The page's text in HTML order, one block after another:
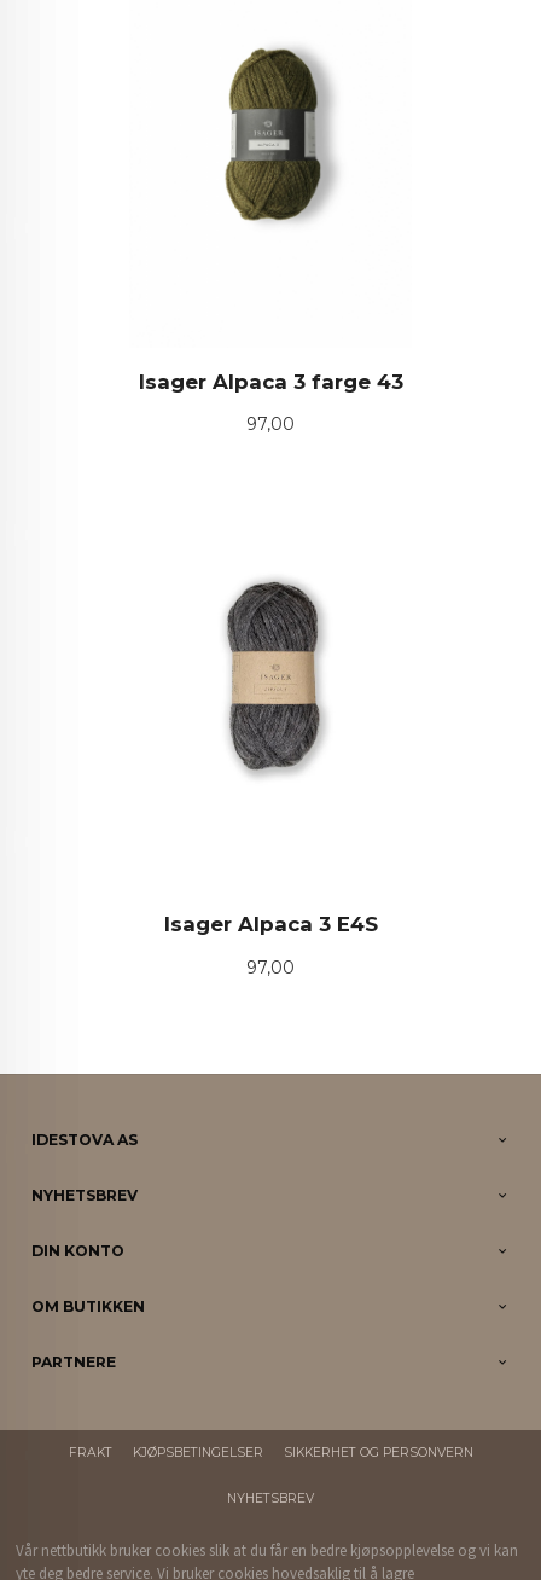
Isager Alpaca 3 farge 43
Pris
97,00
Isager Alpaca 3 E4S
Pris
97,00
IDESTOVA AS
NYHETSBREV
DIN KONTO
OM BUTIKKEN
PARTNERE
FRAKT KJØPSBETINGELSER SIKKERHET OG PERSONVERN
NYHETSBREV
Vår nettbutikk bruker cookies slik at du får en bedre kjøpsopplevelse og vi kan
yte deg bedre service. Vi bruker cookies hovedsaklig til å lagre